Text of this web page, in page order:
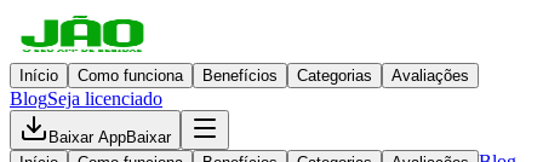
Início Como funciona Benefícios Categorias Avaliações
BlogSeja licenciado
Baixar AppBaixar